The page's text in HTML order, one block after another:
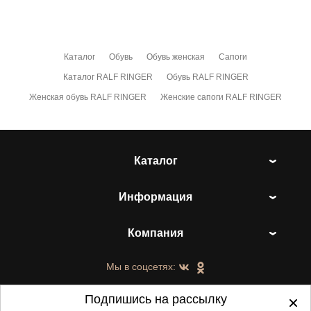
Каталог Обувь Обувь женская Сапоги
Каталог RALF RINGER Обувь RALF RINGER
Женская обувь RALF RINGER Женские сапоги RALF RINGER
Каталог
Информация
Компания
Мы в соцсетях:
Подпишись на рассылку